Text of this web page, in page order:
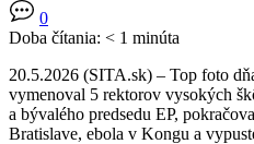
0
Doba čítania: < 1 minúta
20.5.2026 (SITA.sk) – Top foto
vymenoval 5 rektorov vysokých
a bývalého predsedu EP,
Bratislave, ebola v Kongu a